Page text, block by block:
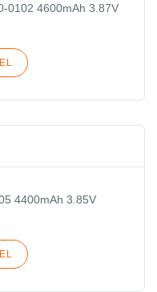
0102 4600mAh 3.87V
4400mAh 3.85V